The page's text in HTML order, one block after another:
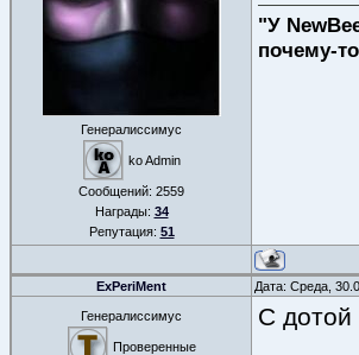
Генералиссимус
ko Admin
Сообщений: 2559
Награды: 34
Репутация: 51
"У
почему-
ExPeriMent Дата: Среда,
Генералиссимус
Проверенные
С дотой